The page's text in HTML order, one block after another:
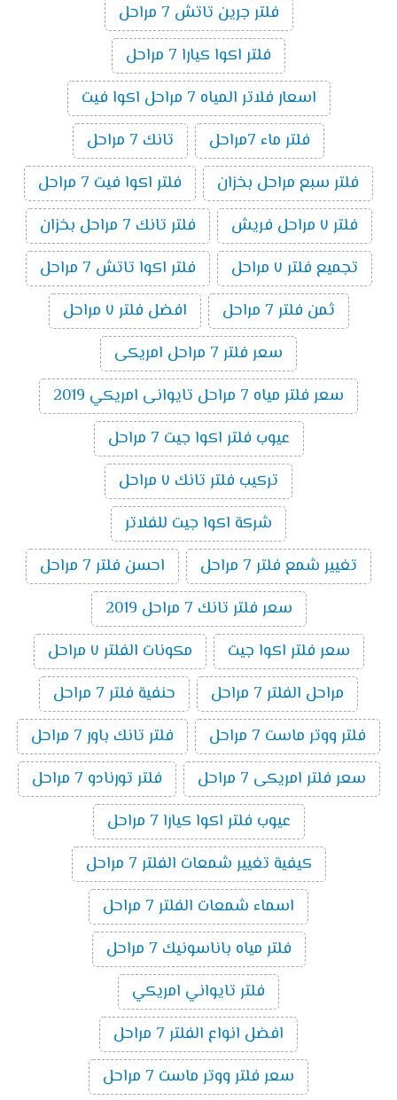
فلتر جرين تاتش 7 مراحل
فلتر اكوا كيارا 7 مراحل
اسعار فلاتر المياه 7 مراحل اكوا فيت
فلتر ماء 7مراحل
تانك 7 مراحل
فلتر سبع مراحل بخزان
فلتر اكوا فيت 7 مراحل
فلتر ٧ مراحل فريش
فلتر تانك 7 مراحل بخزان
تجميع فلتر ٧ مراحل
فلتر اكوا تاتش 7 مراحل
ثمن فلتر 7 مراحل
افضل فلتر ٧ مراحل
سعر فلتر 7 مراحل امريكى
سعر فلتر مياه 7 مراحل تايوانى امريكي 2019
عيوب فلتر اكوا جيت 7 مراحل
تركيب فلتر تانك ٧ مراحل
شركة اكوا جيت للفلاتر
تغيير شمع فلتر 7 مراحل
احسن فلتر 7 مراحل
سعر فلتر تانك 7 مراحل 2019
سعر فلتر اكوا جيت
مكونات الفلتر ٧ مراحل
مراحل الفلتر 7 مراحل
حنفية فلتر 7 مراحل
فلتر ووتر ماست 7 مراحل
فلتر تانك باور 7 مراحل
سعر فلتر امريكى 7 مراحل
فلتر تورنادو 7 مراحل
عيوب فلتر اكوا كيارا 7 مراحل
كيفية تغيير شمعات الفلتر 7 مراحل
اسماء شمعات الفلتر 7 مراحل
فلتر مياه باناسونيك 7 مراحل
فلتر تايواني امريكي
افضل انواع الفلتر 7 مراحل
سعر فلتر ووتر ماست 7 مراحل